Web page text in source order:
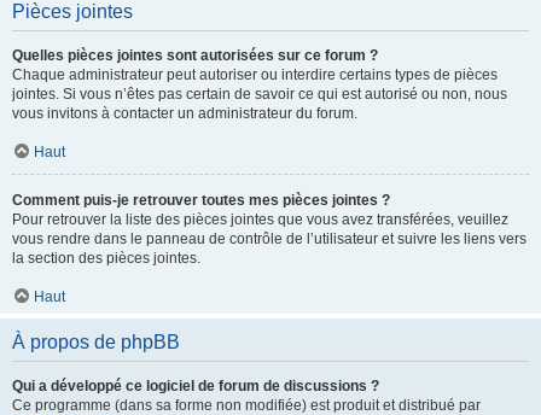
Pièces jointes
Quelles pièces jointes sont autorisées sur ce forum ?
Chaque administrateur peut autoriser ou interdire certains types de pièces
jointes. Si vous n’êtes pas certain de savoir ce qui est autorisé ou non, nous
vous invitons à contacter un administrateur du forum.
Haut
Comment puis-je retrouver toutes mes pièces jointes ?
Pour retrouver la liste des pièces jointes que vous avez transférées, veuillez
vous rendre dans le panneau de contrôle de l’utilisateur et suivre les liens vers
la section des pièces jointes.
Haut
À propos de phpBB
Qui a développé ce logiciel de forum de discussions ?
Ce programme (dans sa forme non modifiée) est produit et distribué par